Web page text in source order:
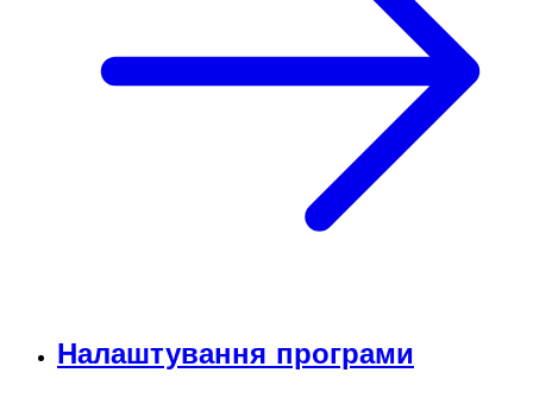
Налаштування програми